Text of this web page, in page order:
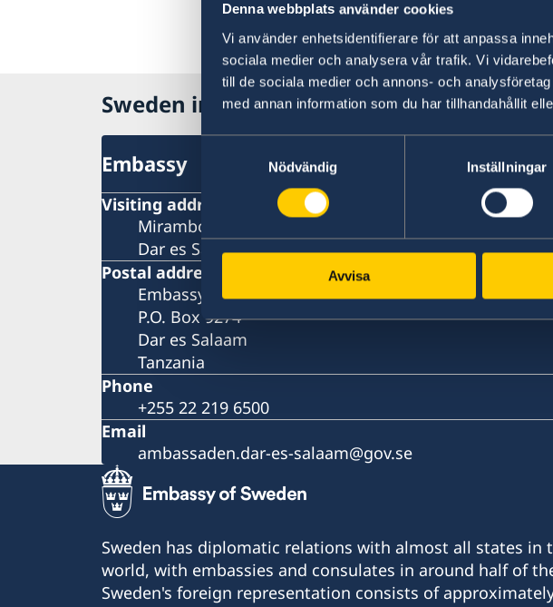
Denna webbplats använder cookies
Vi använder enhetsidentifierare för att anpassa
sociala medier och analysera vår trafik. Vi
till de sociala medier och annons- och
med annan information som du har tillhandahållit
Nödvändig
Inställningar
Avvisa
Last updated
Sweden in Tanzania
Embassy
Visiting address
Mirambo Street/Garden Avenue
Dar es Salaam
Postal address
Embassy of Sweden
P.O. Box 9274
Dar es Salaam
Tanzania
Phone
+255 22 219 6500
Email
ambassaden.dar-es-salaam@gov.se
Sweden has diplomatic relations with almost all states in
world, with embassies and consulates in around half of
Sweden's foreign representation consists of